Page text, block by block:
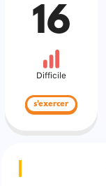
16
Difficile
s'exercer